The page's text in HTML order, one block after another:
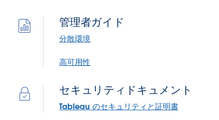
管理者ガイド
分散環境
高可用性
セキュリティドキュメント
Tableau のセキュリティと証明書